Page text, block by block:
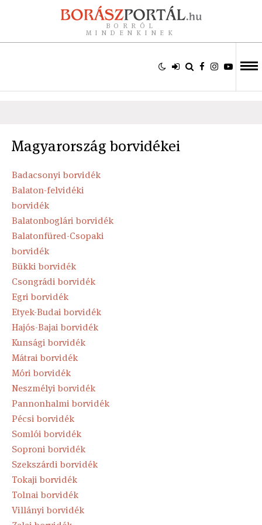
BORRÓL
MINDENKINEK
Magyarország borvidékei
Badacsonyi borvidék
Balaton-felvidéki
borvidék
Balatonboglári borvidék
Balatonfüred-Csopaki
borvidék
Bükki borvidék
Csongrádi borvidék
Egri borvidék
Etyek-Budai borvidék
Hajós-Bajai borvidék
Kunsági borvidék
Mátrai borvidék
Móri borvidék
Neszmélyi borvidék
Pannonhalmi borvidék
Pécsi borvidék
Somlói borvidék
Soproni borvidék
Szekszárdi borvidék
Tokaji borvidék
Tolnai borvidék
Villányi borvidék